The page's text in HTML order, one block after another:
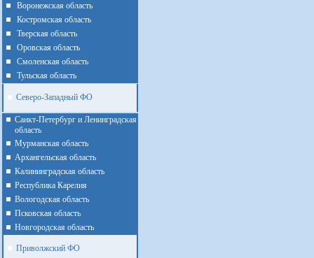
Воронежская область
Костромская область
Тверская область
Оровская область
Смоленская область
Тульская область
Северо-Западный ФО
Санкт-Петербург и Ленинградская
область
Мурманская область
Архангельская область
Калининградская область
Республика Карелия
Вологодская область
Псковская область
Новгородская область
Приволжский ФО